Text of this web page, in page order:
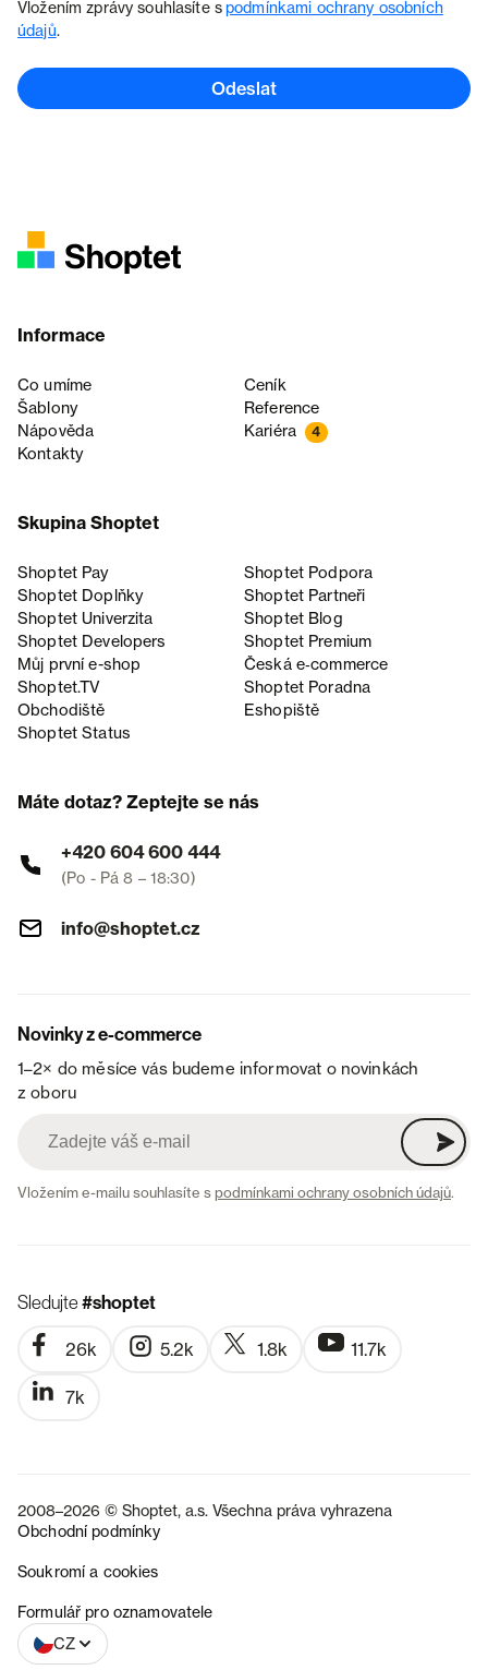
Vložením zprávy souhlasíte spodmínkami ochrany osobních
údajů.
Odeslat
Informace
Co umíme
Ceník
Šablony
Reference
Nápověda
Kariéra 4
Kontakty
Skupina Shoptet
Shoptet Pay
Shoptet Podpora
Shoptet Doplňky
Shoptet Partneři
Shoptet Univerzita
Shoptet Blog
Shoptet Developers
Shoptet Premium
Můj první e-shop
Česká e‑commerce
Shoptet.TV
Shoptet Poradna
Obchodiště
Eshopiště
Shoptet Status
Máte dotaz? Zeptejte se nás
+420 604 600 444
(Po - Pá 8 – 18:30)
info@shoptet.cz
Novinky z e-commerce
1–2× do měsíce vás budeme informovat o novinkách
z oboru
Vložením e-mailu souhlasíte spodmínkami ochrany osobních údajů.
Sledujte#shoptet
26k 5.2k 1.8k 11.7k
7k
2008–2026 © Shoptet, a.s. Všechna práva vyhrazena
Obchodní podmínky
Soukromí a cookies
Formulář pro oznamovatele
CZ